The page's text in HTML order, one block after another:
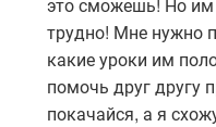
трудно! Мне нужно
какие уроки им
помочь друг другу
покачайся, а я